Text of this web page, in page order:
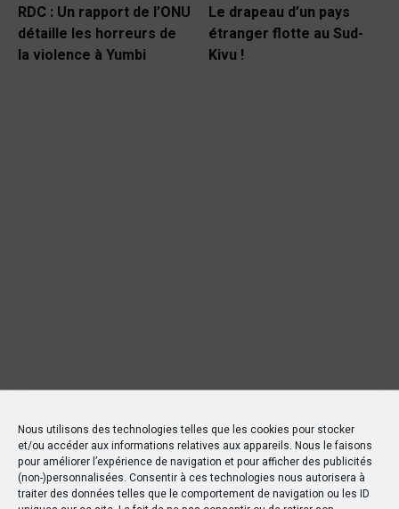
Nous utilisons des technologies telles que les cookies pour stocker
et/ou accéder aux informations relatives aux appareils. Nous le faisons
pour améliorer l’expérience de navigation et pour afficher des publicités
(non-)personnalisées. Consentir à ces technologies nous autorisera à
traiter des données telles que le comportement de navigation ou les ID
RDC : Un rapport de l’ONU
détaille les horreurs de
la violence à Yumbi
Le drapeau d’un pays
étranger flotte au Sud-
Kivu !